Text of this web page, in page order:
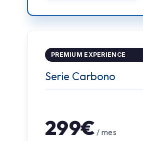
PREMIUM EXPERIENCE
Serie Carbono
299€ / mes